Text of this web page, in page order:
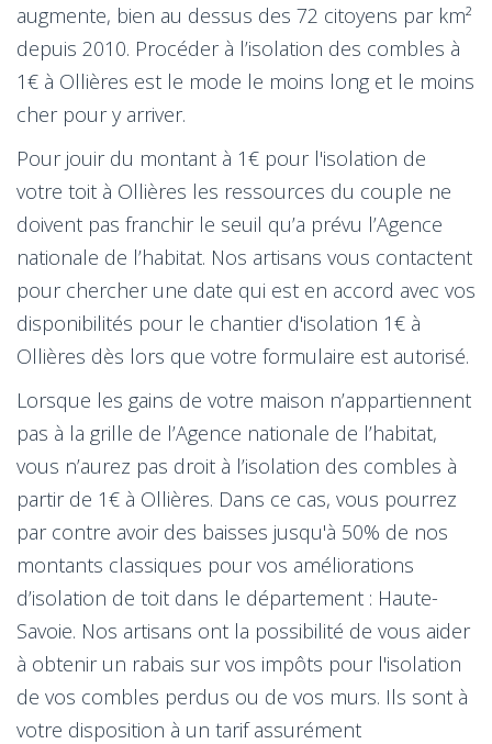
augmente, bien au dessus des 72 citoyens par km²
depuis 2010. Procéder à l’isolation des combles à
1€ à Ollières est le mode le moins long et le moins
cher pour y arriver.
Pour jouir du montant à 1€ pour l'isolation de
votre toit à Ollières les ressources du couple ne
doivent pas franchir le seuil qu’a prévu l’Agence
nationale de l’habitat. Nos artisans vous contactent
pour chercher une date qui est en accord avec vos
disponibilités pour le chantier d'isolation 1€ à
Ollières dès lors que votre formulaire est autorisé.
Lorsque les gains de votre maison n’appartiennent
pas à la grille de l’Agence nationale de l’habitat,
vous n’aurez pas droit à l’isolation des combles à
partir de 1€ à Ollières. Dans ce cas, vous pourrez
par contre avoir des baisses jusqu'à 50% de nos
montants classiques pour vos améliorations
d’isolation de toit dans le département : Haute-
Savoie. Nos artisans ont la possibilité de vous aider
à obtenir un rabais sur vos impôts pour l'isolation
de vos combles perdus ou de vos murs. Ils sont à
votre disposition à un tarif assurément